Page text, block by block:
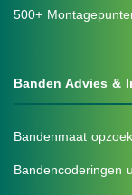
500+
Banden Advies &
Bandenmaat
Bandencoderingen